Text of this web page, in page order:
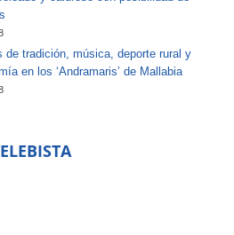
de tradición, música, deporte rural y
en los ‘Andramaris’ de Mallabia